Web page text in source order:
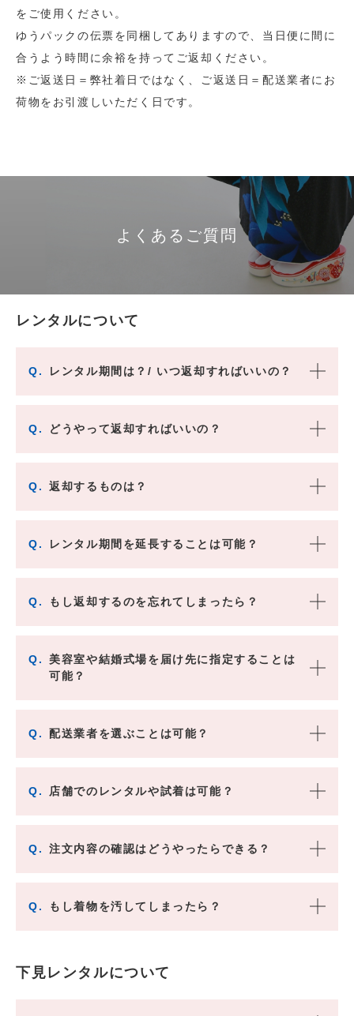
をご使用ください。
ゆうパックの伝票を同梱してありますので、当日便に間に
合うよう時間に余裕を持ってご返却ください。
※ご返送日＝弊社着日ではなく、ご返送日＝配送業者にお
荷物をお引渡しいただく日です。
よくあるご質問
レンタルについて
Q. レンタル期間は？/ いつ返却すればいいの？
Q. どうやって返却すればいいの？
Q. 返却するものは？
Q. レンタル期間を延長することは可能？
Q. もし返却するのを忘れてしまったら？
Q.
美容室や結婚式場を届け先に指定することは
可能？
Q. 配送業者を選ぶことは可能？
Q. 店舗でのレンタルや試着は可能？
Q. 注文内容の確認はどうやったらできる？
Q. もし着物を汚してしまったら？
下見レンタルについて